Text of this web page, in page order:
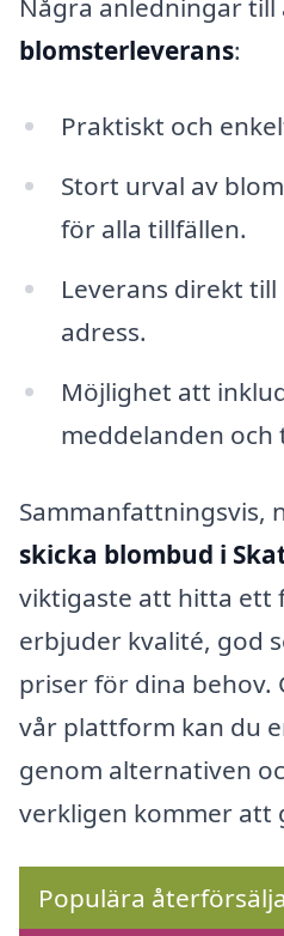
Några anledningar till
blomsterleverans:
Praktiskt och
Stort urval av
för alla tillfällen.
Leverans direkt
adress.
Möjlighet att
meddelanden och
Sammanfattningsvis,
skicka blombud i
viktigaste att hitta ett
erbjuder kvalité, god
priser för dina behov.
vår plattform kan du
genom alternativen
verkligen kommer att
Populära